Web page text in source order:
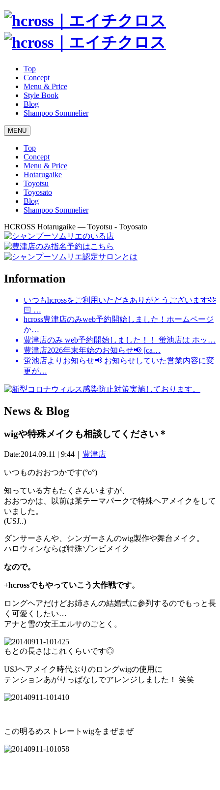
Top
Concept
Menu & Price
Style Book
Blog
Shampoo Sommelier
MENU
Top
Concept
Menu & Price
Hotarugaike
Toyotsu
Toyosato
Blog
Shampoo Sommelier
HCROSS Hotarugaike — Toyotsu - Toyosato
Information
いつもhcrossをご利用いただきありがとうございます🫶
🏻 …
hcross豊津店のみweb予約開始しました！ホームページ
か…
豊津店のみ web予約開始しました！！ 蛍池店は ホッ…
豊津店2026年末年始のお知らせ📢 [ca…
蛍池店よりお知らせ📢 お知らせしていた営業内容に変
更が…
News & Blog
wigや特殊メイクも相談してください＊
Date:2014.09.11 | 9:44｜ 豊津店
いつものおおつかです(°o°)
知っている方もたくさんいますが、
おおつかは、以前は某テーマパークで特殊ヘアメイクをして
いました。
(USJ..)
ダンサーさんや、シンガーさんのwig製作や舞台メイク。
ハロウィンならば特殊ゾンビメイク
なので。
+hcrossでもやっていこう大作戦です。
ロングヘアだけどお姉さんの結婚式に参列するのでもっと長
く可愛くしたい…
アナと雪の女王エルサのごとく。
もとの長さはこれくらいです◎
USJヘアメイク時代ぶりのロングwigの使用に
テンションあがりっぱなしでアレンジしました！ 笑笑
この明るめストレートwigをまぜまぜ